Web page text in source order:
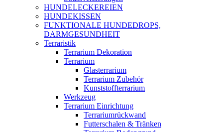
HUNDELECKEREIEN
HUNDEKISSEN
FUNKTIONALE HUNDEDROPS,
DARMGESUNDHEIT
Terraristik
Terrarium Dekoration
Terrarium
Glasterrarium
Terrarium Zubehör
Kunststoffterrarium
Werkzeug
Terrarium Einrichtung
Terrariumrückwand
Futterschalen & Tränken